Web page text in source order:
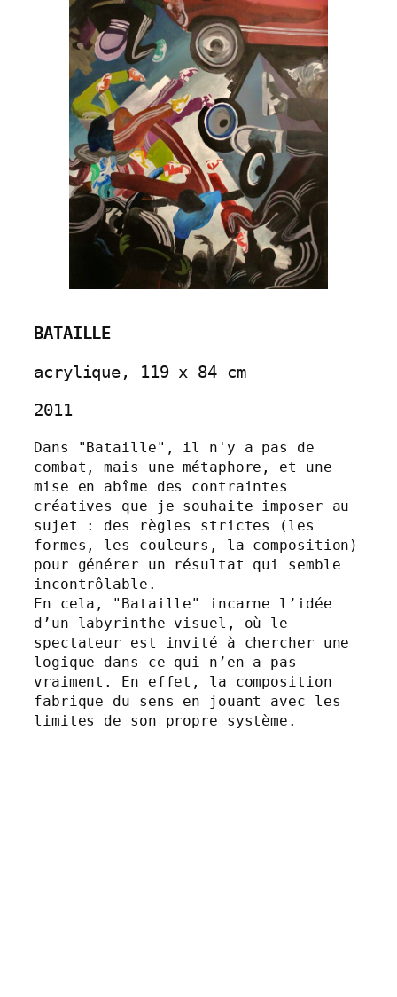
BATAILLE
acrylique, 119 x 84 cm
2011
Dans "Bataille", il n'y a pas de
combat, mais une métaphore, et une
mise en abîme des contraintes
créatives que je souhaite imposer au
sujet : des règles strictes (les
formes, les couleurs, la composition)
pour générer un résultat qui semble
incontrôlable.
En cela, "Bataille" incarne l’idée
d’un labyrinthe visuel, où le
spectateur est invité à chercher une
logique dans ce qui n’en a pas
vraiment. En effet, la composition
fabrique du sens en jouant avec les
limites de son propre système.